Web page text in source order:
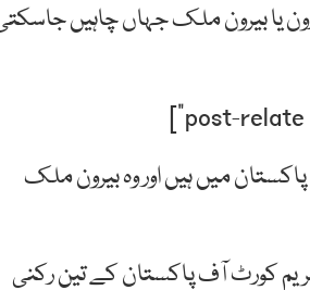
یا بیرون ملک جہاں چاہیں
میں ہیں اور وہ بیرون ملک
آف پاکستان کے تین رکنی